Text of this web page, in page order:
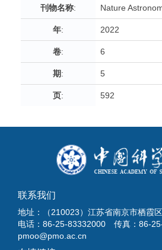
刊物名称: Nature
年: 2022
卷: 6
期: 5
页: 592
联系我们
地址：（210023）江苏省南京市栖霞
电话：86-25-83332000 传真：86-
pmoo@pmo.ac.cn